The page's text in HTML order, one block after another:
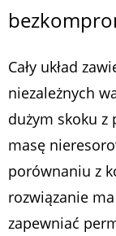
Cały układ
niezależnych
dużym skoku z
masę
porównaniu z
rozwiązanie
zapewniać